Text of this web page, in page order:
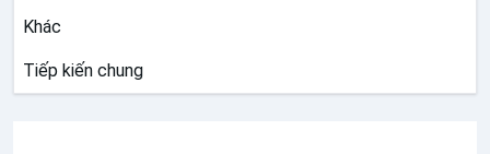
Khác
Tiếp kiến chung